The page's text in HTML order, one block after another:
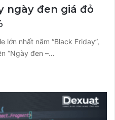
ngày đen giá đỏ
lớn nhất năm “Black Friday”,
“Ngày đen –…